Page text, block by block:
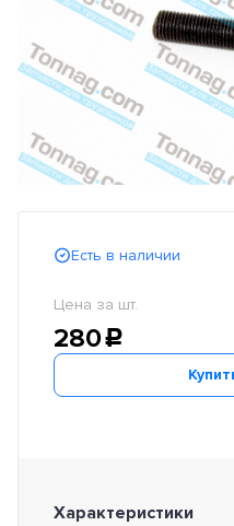
Есть в наличии
Цена за шт.
280c
Характеристики